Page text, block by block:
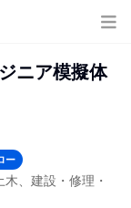
ニア模擬体
ー
、建設・修理・